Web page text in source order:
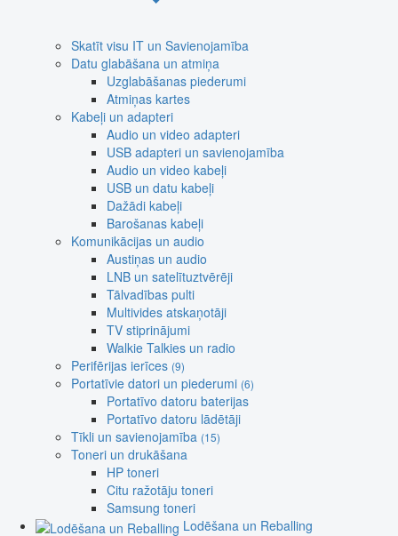
Skatīt visu IT un Savienojamība
Datu glabāšana un atmiņa
Uzglabāšanas piederumi
Atmiņas kartes
Kabeļi un adapteri
Audio un video adapteri
USB adapteri un savienojamība
Audio un video kabeļi
USB un datu kabeļi
Dažādi kabeļi
Barošanas kabeļi
Komunikācijas un audio
Austiņas un audio
LNB un satelītuztvērēji
Tālvadības pulti
Multivides atskaņotāji
TV stiprinājumi
Walkie Talkies un radio
Perifērijas ierīces (9)
Portatīvie datori un piederumi (6)
Portatīvo datoru baterijas
Portatīvo datoru lādētāji
Tīkli un savienojamība (15)
Toneri un drukāšana
HP toneri
Citu ražotāju toneri
Samsung toneri
Lodēšana un Reballing